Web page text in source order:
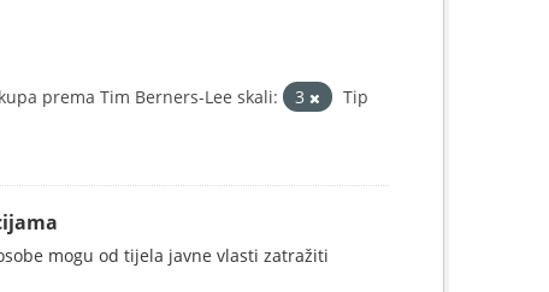
prema Tim Berners-Lee skali: 3
Tip
mogu od tijela javne vlasti zatražiti